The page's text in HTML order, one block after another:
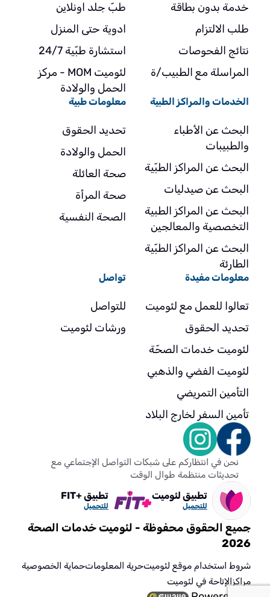
خدمة بدون بطاقة
طلب الالتزام
نتائج الفحوصات
المراسلة مع الطبيب/ة
طبّ جلد اونلاين
ادوية حتى المنزل
استشارة طبّية 24/7
لئوميت MOM - مركز
الحمل والولادة
الخدمات والمراكز الطبية
البحث عن الأطباء
والطبيبات
البحث عن المراكز الطبّية
البحث عن صيدليات
البحث عن المراكز الطبية
التخصصية والمعالجين
البحث عن المراكز الطبّية
الطارئة
معلومات طبية
تحديد الحقوق
الحمل والولادة
صحة العائلة
صحة المرأة
الصحة النفسية
معلومات مفيدة
تعالوا للعمل مع لئوميت
تحديد الحقوق
لئوميت خدمات الصحّة
لئوميت الفضي والذهبي
التأمين التمريضي
تأمين السفر لخارج البلاد
تواصل
للتواصل
ورشات لئوميت
نحن في انتظاركم على شبكات التواصل الإجتماعي مع
تحديثات منتظمة طوال الوقت
تطبيق لئوميت
للتحميل
تطبيق +FIT
للتحميل
جميع الحقوق محفوظة - لئوميت خدمات الصحة
2026
شروط استخدام موقع لئوميتحرية المعلوماتحماية الخصوصية
مراكز الإتاحة في لئوميت